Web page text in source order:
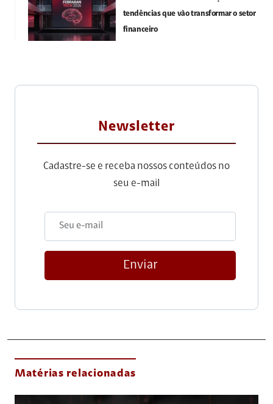
tendências que vão transformar o setor
financeiro
Newsletter
Cadastre-se e receba nossos conteúdos no
seu e-mail
Enviar
Matérias relacionadas